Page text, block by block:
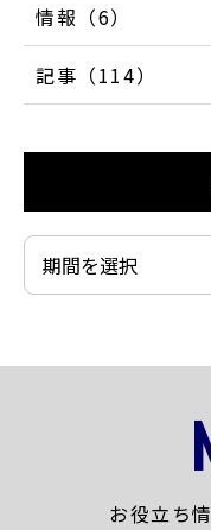
情報（6）
記事（114）
お役立ち